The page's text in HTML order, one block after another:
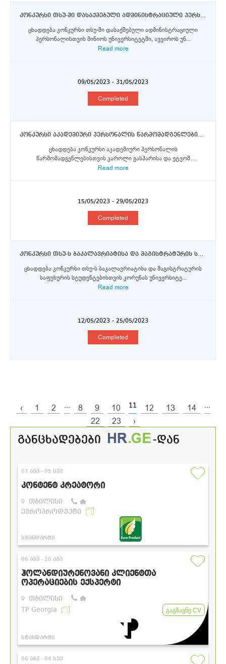
კონკურსი თსუ-ში დასაქმებული ადმინისტრაციული პერსონალისთვის მინიოს, ავეიროს და ევორას უნივერსიტეტებში 2023 წლის შემოდგომის სემესტრში PEERS კრედიტ-მობილობის პროგრამის სტიპენდიების მოსაპოვებლად
ცხადდება კონკურსი თსუ-ში დასაქმებული ადმინისტრაციული
პერსონალისთვის მინიოს უნივერსიტეტში, ავეიროს უნ...
Read more
09/05/2023 - 31/05/2023
Completed
კონკურსი აკადემიური პერსონალის წარმომადგენლებისთვის კაროლი გასპარის, ეტვოშ ლორანდის და გრანადას უნივერსიტეტებში ერაზმუს+ პროგრამის სტიპენდიების მოსაპოვებლად
ცხადდება კონკურსი აკადემიური პერსონალის
წარმომადგენლებისთვის კაროლი გასპარისა და ეტვოშ
ლორანდის უნივ...
Read more
15/05/2023 - 29/05/2023
Completed
კონკურსი თსუ-ს ბაკალავრიატისა და მაგისტრატურის საფეხურის სტუდენტებისთვის კორუნას უნივერსიტეტსა და პალაცკის უნივერსიტეტში ერაზმუს+ პროგრამის სტიპენდიების მოსაპოვებლად
ცხადდება კონკურსი თსუ-ს ბაკალავრიატისა და მაგისტრატურის
საფეხურის სტუდენტებისთვის კორუნას უნივერსიტე...
Read more
12/05/2023 - 25/05/2023
Completed
‹ 1 2 ... 8 9 10 11 12 13 14 ...
22 23 ›